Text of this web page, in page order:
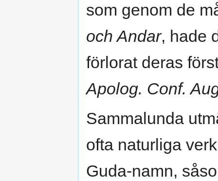
som genom de
och Andar, hade
förlorat deras
Apolog. Conf.
Sammalunda
ofta naturliga
Guda-namn,